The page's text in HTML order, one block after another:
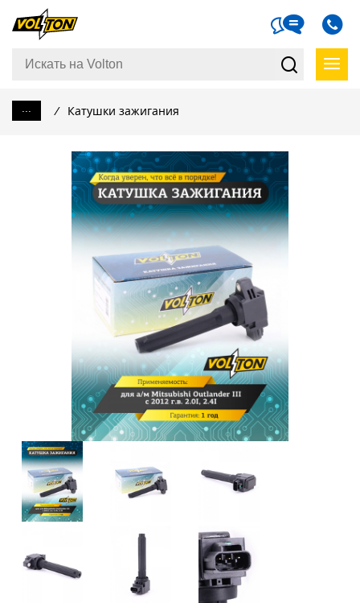
... / Катушки зажигания